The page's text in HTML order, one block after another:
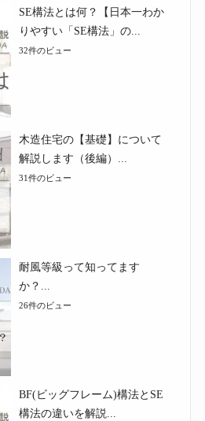
SE構法とは何？【日本一わか
りやすい「SE構法」の...
32件のビュー
木造住宅の【基礎】について
解説します（後編）...
31件のビュー
耐風等級って知ってます
か？...
26件のビュー
BF(ビッグフレーム)構法とSE
構法の違いを解説...